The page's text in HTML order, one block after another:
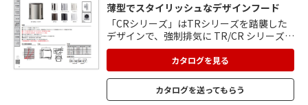
薄型でスタイリッシュなデザインフード
「CRシリーズ」はTRシリーズを踏襲した
デザインで、強制排気に TR/CR シリーズ・
自然給気に RK シリーズ等組合せが可能。
フード下部が斜めに深く下がっているので
雨仕舞が良く、フード上部を斜めに塞ぐこ
とで鳥の巣が作りにくい構造になっていま
す。 天井裏に制震材付きで、雨音を軽減し
カタログを見る
カタログを送ってもらう